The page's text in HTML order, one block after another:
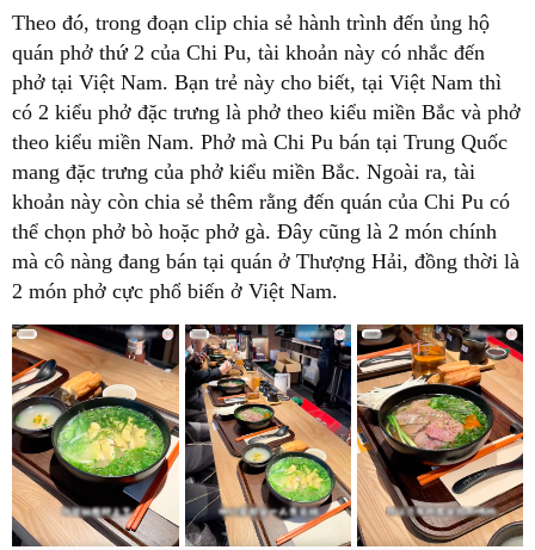
Theo đó, trong đoạn clip chia sẻ hành trình đến ủng hộ
quán phở thứ 2 của Chi Pu, tài khoản này có nhắc đến
phở tại Việt Nam. Bạn trẻ này cho biết, tại Việt Nam thì
có 2 kiểu phở đặc trưng là phở theo kiểu miền Bắc và phở
theo kiểu miền Nam. Phở mà Chi Pu bán tại Trung Quốc
mang đặc trưng của phở kiểu miền Bắc. Ngoài ra, tài
khoản này còn chia sẻ thêm rằng đến quán của Chi Pu có
thể chọn phở bò hoặc phở gà. Đây cũng là 2 món chính
mà cô nàng đang bán tại quán ở Thượng Hải, đồng thời là
2 món phở cực phổ biến ở Việt Nam.